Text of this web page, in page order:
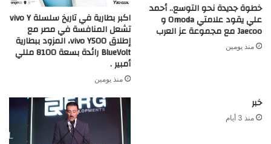
خطوة جديدة نحو التوسع.. أحمد
علي يقود علامتي Omoda و
Jaecoo مع مجموعة عز العرب
منذ يومين
اكبر بطارية في تاريخ سلسلة vivo Y
تشعل المنافسة في مصر مع
إطلاق vivo Y500، المزود ببطارية
BlueVolt رائدة بسعة 8100 مللي
أمبير .
منذ يومين
خبر
منذ 3 أيام